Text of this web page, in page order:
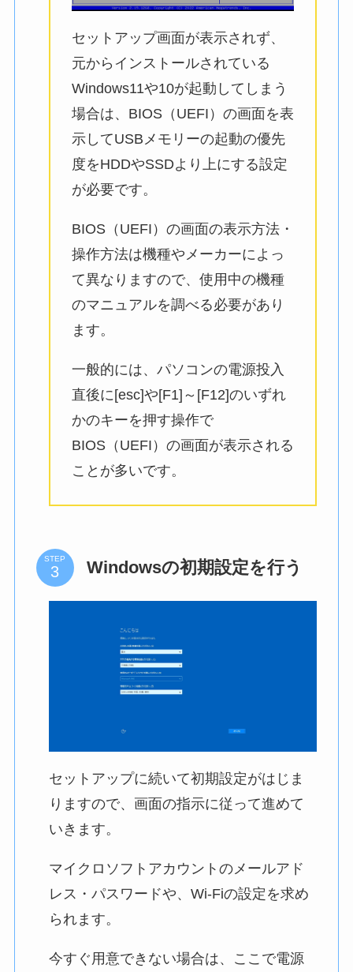
セットアップ画面が表示されず、
元からインストールされている
Windows11や10が起動してしまう
場合は、BIOS（UEFI）の画面を表
示してUSBメモリーの起動の優先
度をHDDやSSDより上にする設定
が必要です。
BIOS（UEFI）の画面の表示方法・
操作方法は機種やメーカーによっ
て異なりますので、使用中の機種
のマニュアルを調べる必要があり
ます。
一般的には、パソコンの電源投入
直後に[esc]や[F1]～[F12]のいずれ
かのキーを押す操作で
BIOS（UEFI）の画面が表示される
ことが多いです。
STEP Windowsの初期設定を行う
セットアップに続いて初期設定がはじま
りますので、画面の指示に従って進めて
いきます。
マイクロソフトアカウントのメールアド
レス・パスワードや、Wi-Fiの設定を求め
られます。
今すぐ用意できない場合は、ここで電源